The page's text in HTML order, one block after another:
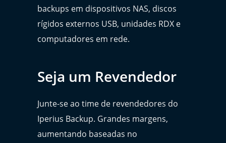
backups em dispositivos NAS, discos
rígidos externos USB, unidades RDX e
computadores em rede.
Seja um Revendedor
Junte-se ao time de revendedores do
Iperius Backup. Grandes margens,
aumentando baseadas no